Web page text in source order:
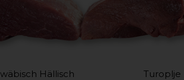
Hällisch